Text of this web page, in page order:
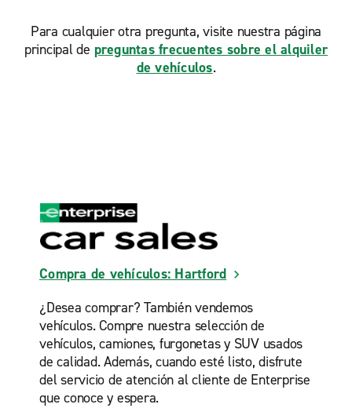
Para cualquier otra pregunta, visite nuestra página
principal de preguntas frecuentes sobre el alquiler
de vehículos.
Compra de vehículos: Hartford
¿Desea comprar? También vendemos
vehículos. Compre nuestra selección de
vehículos, camiones, furgonetas y SUV usados
de calidad. Además, cuando esté listo, disfrute
del servicio de atención al cliente de Enterprise
que conoce y espera.